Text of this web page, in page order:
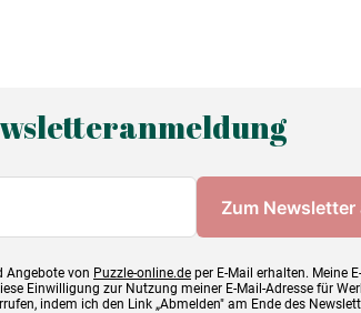
Angebote von Puzzle-online.de per E-Mail erhalten. Meine
Einwilligung zur Nutzung meiner E-Mail-Adresse für
indem ich den Link „Abmelden" am Ende des